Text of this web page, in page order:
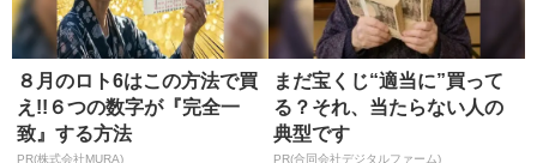
８月のロト6はこの方法で買
え!!６つの数字が『完全一
致』する方法
PR(株式会社MURA)
まだ宝くじ“適当に”買って
る？それ、当たらない人の
典型です
PR(合同会社デジタルファーム)